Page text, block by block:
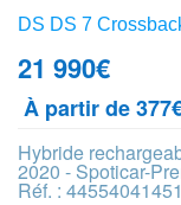
DS DS 7
21 990€
À partir de
Hybride
2020 - Spoticar-
Réf. :